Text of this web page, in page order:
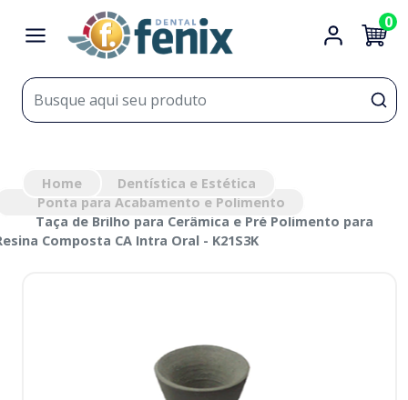
0
Home
Dentística e Estética
Ponta para Acabamento e Polimento
Taça de Brilho para Cerâmica e Pré Polimento para
Composta CA Intra Oral - K21S3K